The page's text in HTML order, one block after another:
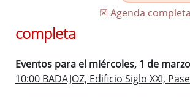
☒ Agenda completa
completa
Eventos para el miércoles, 1 de
10:00 BADAJOZ, Edificio Siglo XXI,